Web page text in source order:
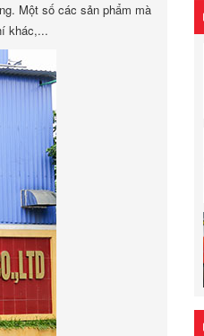
Một số các sản phẩm mà
khác,...